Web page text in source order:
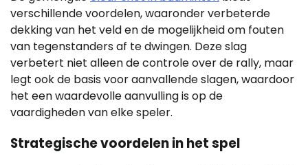
verschillende voordelen, waaronder verbeterde
dekking van het veld en de mogelijkheid om fouten
van tegenstanders af te dwingen. Deze slag
verbetert niet alleen de controle over de rally, maar
legt ook de basis voor aanvallende slagen, waardoor
het een waardevolle aanvulling is op de
vaardigheden van elke speler.
Strategische voordelen in het spel